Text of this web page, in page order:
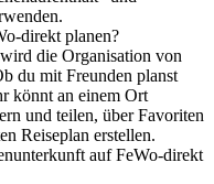
direkt planen?
die Organisation von
du mit Freunden planst
könnt an einem Ort
und teilen, über Favoriten
Reiseplan erstellen.
auf FeWo-direkt